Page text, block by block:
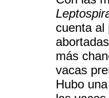
cuenta al
más
vacas
Hubo